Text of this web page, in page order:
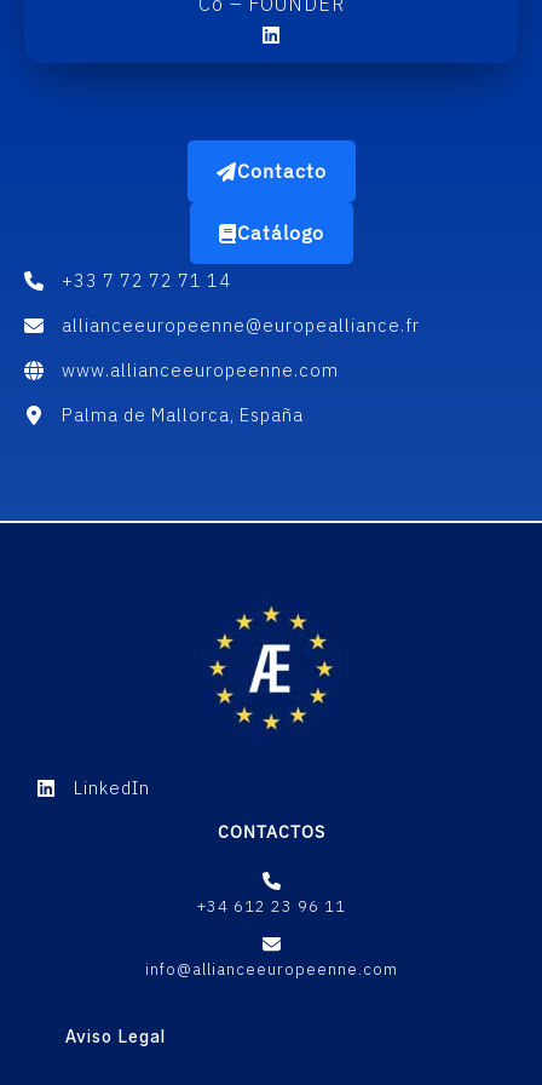
Contacto
Catálogo
+33 7 72 72 71 14
allianceeuropeenne@europealliance.fr
www.allianceeuropeenne.com
Palma de Mallorca, España
LinkedIn
CONTACTOS
+34 612 23 96 11
info@allianceeuropeenne.com
Aviso Legal